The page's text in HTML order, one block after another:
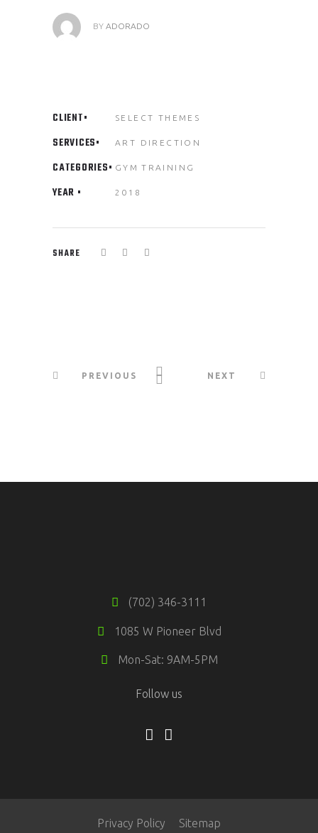
BY ADORADO
CLIENT SELECT THEMES
SERVICES ART DIRECTION
CATEGORIES GYM TRAINING
YEAR 2018
SHARE
PREVIOUS NEXT
(702) 346-3111
1085 W Pioneer Blvd
Mon-Sat: 9AM-5PM
Follow us
Privacy Policy Sitemap